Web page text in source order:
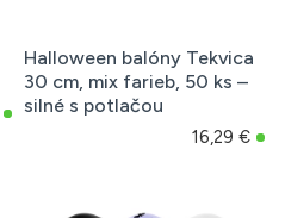
Halloween balóny Tekvica
30 cm, mix farieb, 50 ks –
silné s potlačou
16,29 €